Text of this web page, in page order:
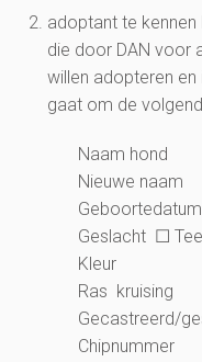
adoptant te
die door DAN voor
willen adopteren en
gaat om de
Naam hond
Nieuwe naam
Geslacht ☐
Kleur
Ras kruising
Gecastreerd/
Chipnummer